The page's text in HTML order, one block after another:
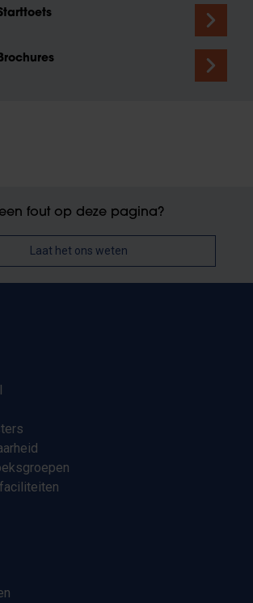
Brochures
fout op deze pagina?
Laat het ons weten